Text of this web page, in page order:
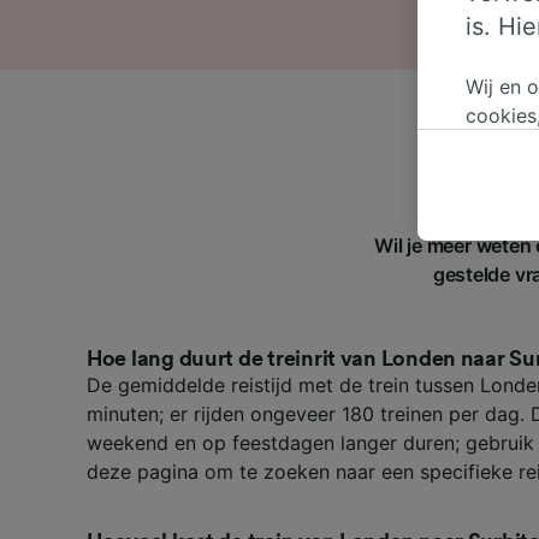
Wil je meer weten
gestelde
Hoe lang duurt de treinrit van Londen naar
De gemiddelde reistijd met de trein tussen
minuten; er rijden ongeveer 180 treinen per dag.
weekend en op feestdagen langer duren;
deze pagina om te zoeken naar een specifieke
is.
Wij en
elk
keuzes
je ons
Wij en